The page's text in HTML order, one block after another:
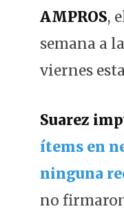
AMPROS,
semana a
viernes
Suarez
ítems en
ninguna
no